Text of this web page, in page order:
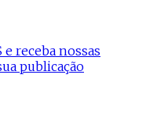
e receba nossas
publicação